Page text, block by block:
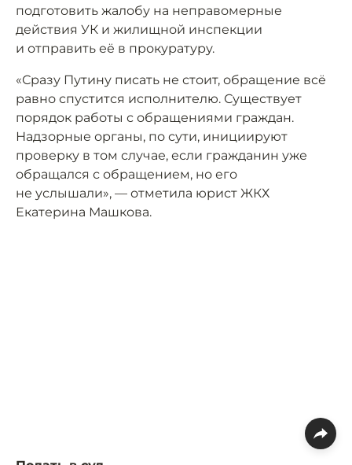
подготовить жалобу на неправомерные
действия УК и жилищной инспекции
и отправить её в прокуратуру.
«Сразу Путину писать не стоит, обращение всё
равно спустится исполнителю. Существует
порядок работы с обращениями граждан.
Надзорные органы, по сути, инициируют
проверку в том случае, если гражданин уже
обращался с обращением, но его
не услышали», — отметила юрист ЖКХ
Екатерина Машкова.